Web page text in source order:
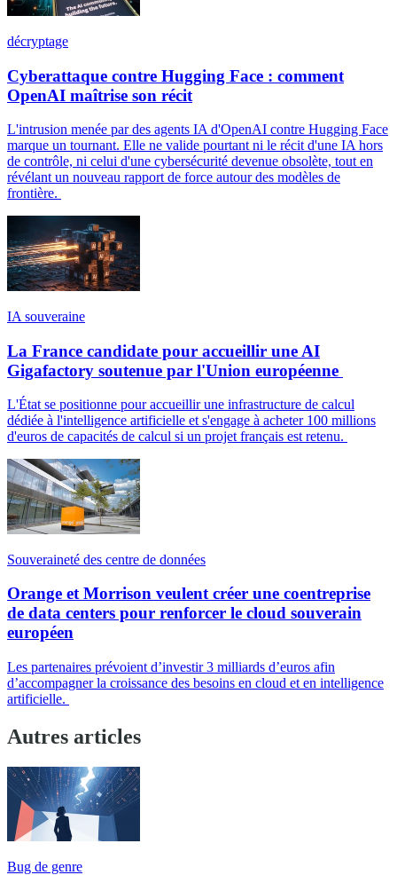
décryptage
Cyberattaque contre Hugging Face : comment
OpenAI maîtrise son récit
L'intrusion menée par des agents IA d'OpenAI contre Hugging Face
marque un tournant. Elle ne valide pourtant ni le récit d'une IA hors
de contrôle, ni celui d'une cybersécurité devenue obsolète, tout en
révélant un nouveau rapport de force autour des modèles de
frontière.
IA souveraine
La France candidate pour accueillir une AI
Gigafactory soutenue par l'Union européenne
L'État se positionne pour accueillir une infrastructure de calcul
dédiée à l'intelligence artificielle et s'engage à acheter 100 millions
d'euros de capacités de calcul si un projet français est retenu.
Souveraineté des centre de données
Orange et Morrison veulent créer une coentreprise
de data centers pour renforcer le cloud souverain
européen
Les partenaires prévoient d’investir 3 milliards d’euros afin
d’accompagner la croissance des besoins en cloud et en intelligence
artificielle.
Autres articles
Bug de genre